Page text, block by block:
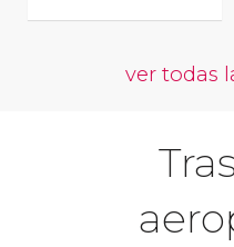
ver todas